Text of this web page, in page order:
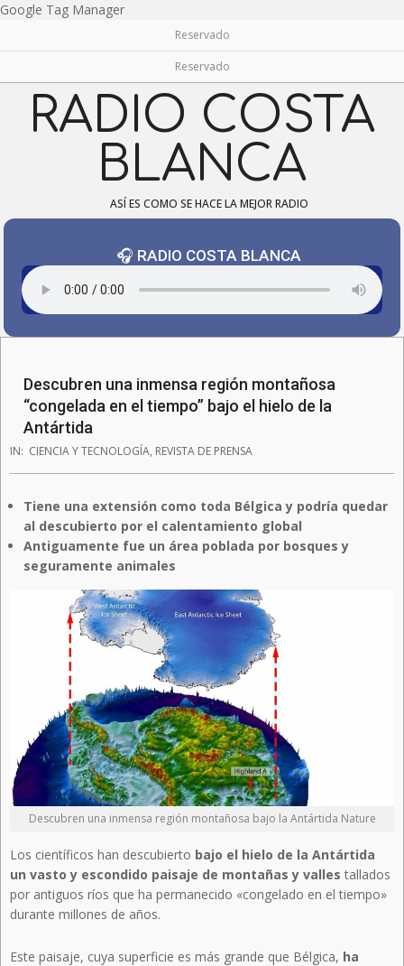
Google Tag ManagerSkip
content
Reservado
Reservado
RADIO COSTA
BLANCA
ASÍ ES COMO SE HACE LA MEJOR RADIO
🎧 RADIO COSTA BLANCA
Descubren una inmensa región montañosa
“congelada en el tiempo” bajo el hielo de la
Antártida
IN: CIENCIA Y TECNOLOGÍA, REVISTA DE PRENSA
Tiene una extensión como toda Bélgica y podría quedar
al descubierto por el calentamiento global
Antiguamente fue un área poblada por bosques y
seguramente animales
Descubren una inmensa región montañosa bajo la Antártida Nature
Los científicos han descubierto bajo el hielo de la Antártida
un vasto y escondido paisaje de montañas y valles tallados
por antiguos ríos que ha permanecido «congelado en el tiempo»
durante millones de años.
Este paisaje, cuya superficie es más grande que Bélgica, ha